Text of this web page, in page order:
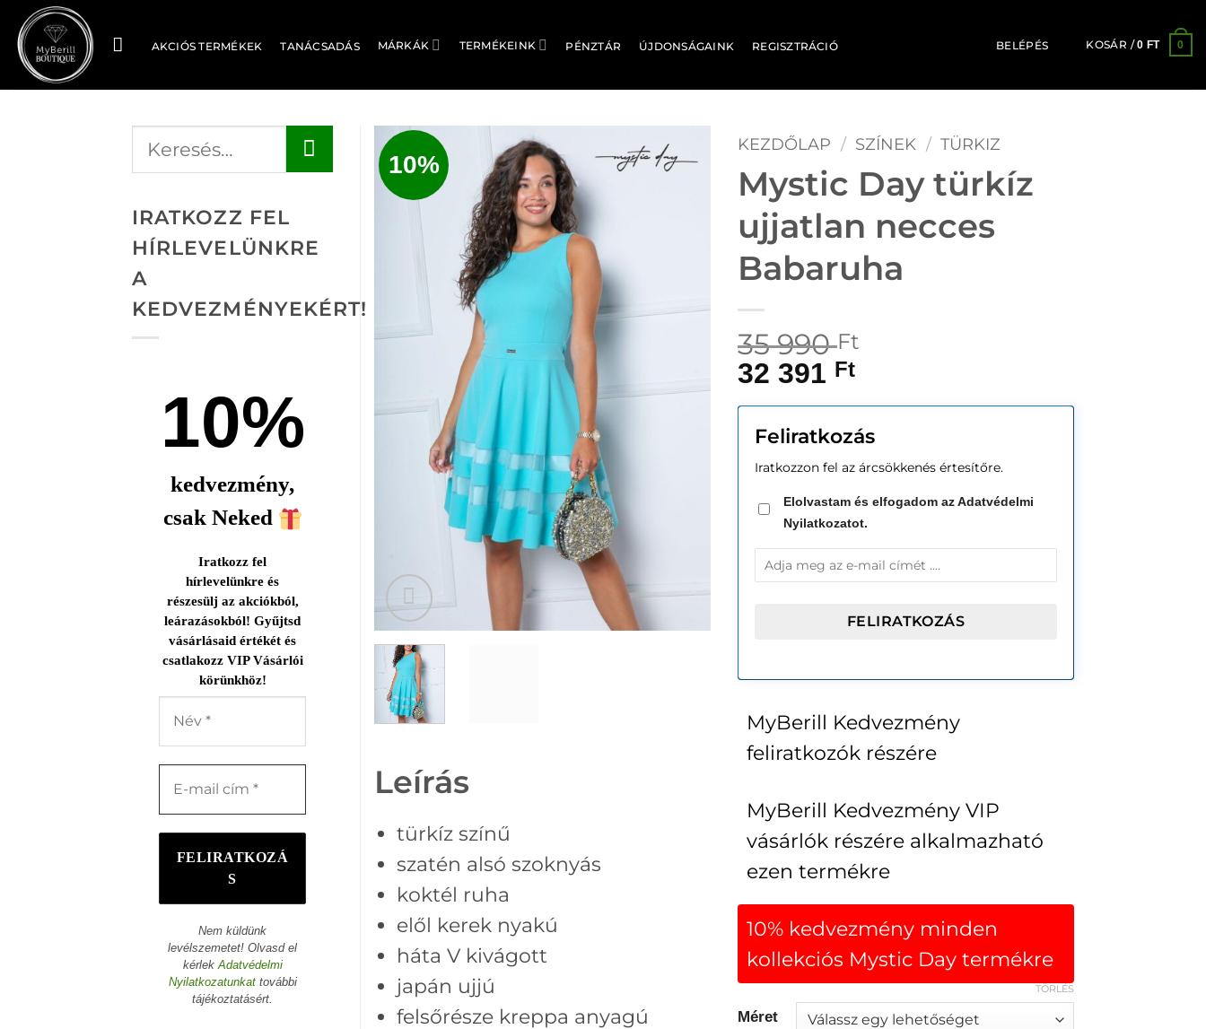
Skip
to
content
AKCIÓS TERMÉKEK TANÁCSADÁS MÁRKÁK TERMÉKEINK PÉNZTÁR ÚJDONSÁGAINK REGISZTRÁCIÓ BELÉPÉS KOSÁR /0 FT 0
10%
Leírás
türkíz színű
szatén alsó szoknyás
koktél ruha
elől kerek nyakú
háta V kivágott
japán ujjú
felsőrésze kreppa anyagú
KEZDŐLAP / SZÍNEK / TÜRKIZ
Mystic Day türkíz
ujjatlan necces
Babaruha
35 990Ft
32 391 Ft
Feliratkozás
Iratkozzon fel az árcsökkenés értesítőre.
Elolvastam és elfogadom az Adatvédelmi
Nyilatkozatot.
MyBerill Kedvezmény
feliratkozók részére
MyBerill Kedvezmény VIP
vásárlók részére alkalmazható
ezen termékre
10% kedvezmény minden
kollekciós Mystic Day termékre
Méret
TÖRLÉS
IRATKOZZ FEL
HÍRLEVELÜNKRE
A
KEDVEZMÉNYEKÉRT!
10%
kedvezmény,
csak Neked
Iratkozz fel
hírlevelünkre és
részesülj az akciókból,
leárazásokból! Gyűjtsd
vásárlásaid értékét és
csatlakozz VIP Vásárlói
körünkhöz!
Nem küldünk
levélszemetet! Olvasd el
kérlekAdatvédelmi
Nyilatkozatunkattovábbi
tájékoztatásért.